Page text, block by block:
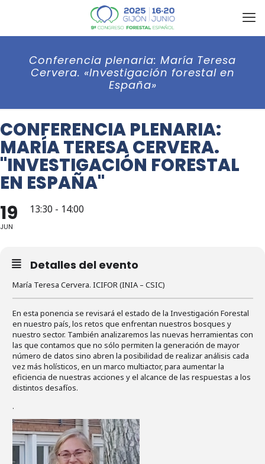
Conferencia plenaria: María Teresa
Cervera. «Investigación forestal en
España»
CONFERENCIA PLENARIA:
MARÍA TERESA CERVERA.
"INVESTIGACIÓN FORESTAL
EN ESPAÑA"
19
JUN
13:30 - 14:00
Detalles del evento
María Teresa Cervera. ICIFOR (INIA – CSIC)
En esta ponencia se revisará el estado de la Investigación Forestal
en nuestro país, los retos que enfrentan nuestros bosques y
nuestro sector. También analizaremos las nuevas herramientas con
las que contamos que no sólo permiten la generación de mayor
número de datos sino abren la posibilidad de realizar análisis cada
vez más holísticos, en un marco multiactor, para aumentar la
eficiencia de nuestras acciones y el alcance de las respuestas a los
distintos desafíos.
.